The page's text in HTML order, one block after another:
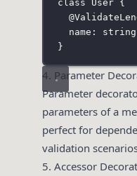
class User {
@
name : string
}
4. Parameter
Parameter
parameters of a
perfect for
validation
5. Accessor